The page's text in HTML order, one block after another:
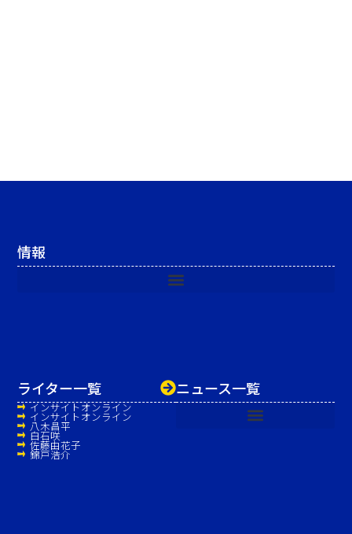
ニュース一覧
ライター一覧
インサイトオンライン
インサイトオンライン
八木昌平
白石咲
佐藤由花子
錦戸浩介
情報